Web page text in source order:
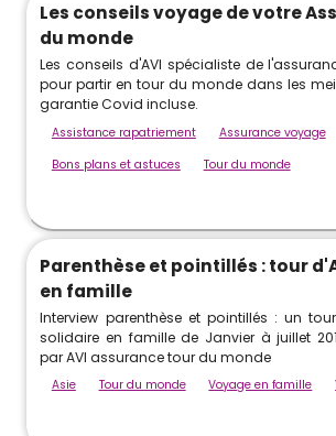
Les conseils voyage de votre
du monde
Les conseils d'AVI spécialiste de
pour partir en tour du monde dans les
garantie Covid incluse.
Assistance rapatriement
Assurance voyage
Bons plans et astuces
Tour du monde
Parenthèse et pointillés : tour
en famille
Interview parenthèse et pointillés : un
solidaire en famille de Janvier à juillet
par AVI assurance tour du monde
Asie Tour du monde Voyage en famille